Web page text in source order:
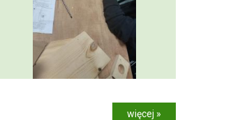
więcej »